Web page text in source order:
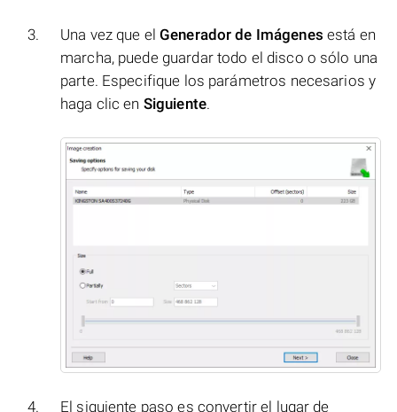
Una vez que el Generador de Imágenes está en
marcha, puede guardar todo el disco o sólo una
parte. Especifique los parámetros necesarios y
haga clic en Siguiente.
El siguiente paso es convertir el lugar de